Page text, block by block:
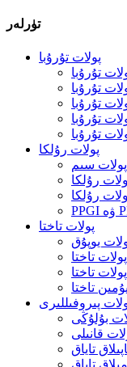
تۈرلەر
پولات تۇرۇبا
تۇرۇبا
تۇرۇبا
تۇرۇبا
تۇرۇبا
تۇرۇبا
پولات رۇلكا
سىم
رۇلكا
رۇلكا
پولات تاختا
يوپۇق
تاختا
تاختا
تاختا
پىروفىللىرى
بۇلۇڭى
قانىلى
تاياق
تاياق